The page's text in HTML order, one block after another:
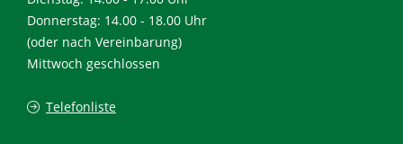
Donnerstag: 14.00 - 18.00 Uhr
(oder nach Vereinbarung)
Mittwoch geschlossen
Telefonliste